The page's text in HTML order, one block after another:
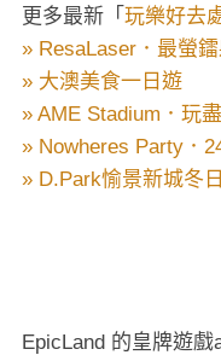
更多最新「 玩樂好去
» ResaLaser．最螢
» 大澳美食一日遊
» AME Stadium．玩
» Nowheres Party．
» D.Park愉景新城冬
EpicLand 的皇牌遊